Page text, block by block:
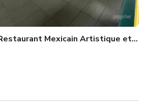
Mexicain Artistique et